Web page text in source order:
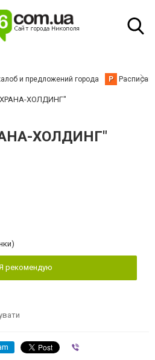
и предложений города Р
ХОЛДИНГ"
ХОЛДИНГ"
рекомендую